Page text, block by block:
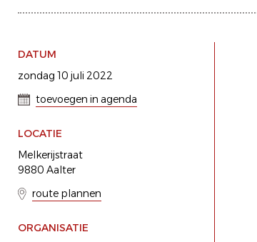
DATUM
zondag 10 juli 2022
toevoegen in agenda
LOCATIE
Melkerijstraat
9880 Aalter
route plannen
ORGANISATIE